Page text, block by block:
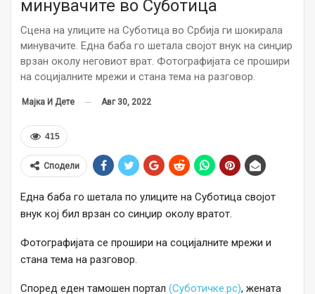
минувачите во Суботица
Сцена на улиците на Суботица во Србија ги шокирала
минувачите. Една баба го шетала својот внук на синџир
врзан околу неговиот врат. Фотографијата се прошири
на социјалните мрежи и стана тема на разговор.
Мајка И Дете Авг 30, 2022
415
Сподели
Една баба го шетала по улиците на Суботица својот
внук кој бил врзан со синџир околу вратот.
Фотографијата се прошири на социјалните мрежи и
стана тема на разговор.
Според еден тамошен портал (Суботичке.рс), жената